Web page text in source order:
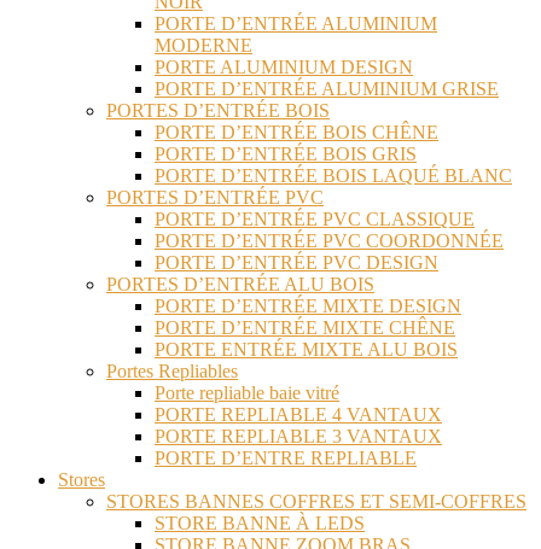
PORTE D’ENTRÉE ALUMINIUM
MODERNE
PORTE ALUMINIUM DESIGN
PORTE D’ENTRÉE ALUMINIUM GRISE
PORTES D’ENTRÉE BOIS
PORTE D’ENTRÉE BOIS CHÊNE
PORTE D’ENTRÉE BOIS GRIS
PORTE D’ENTRÉE BOIS LAQUÉ BLANC
PORTES D’ENTRÉE PVC
PORTE D’ENTRÉE PVC CLASSIQUE
PORTE D’ENTRÉE PVC COORDONNÉE
PORTE D’ENTRÉE PVC DESIGN
PORTES D’ENTRÉE ALU BOIS
PORTE D’ENTRÉE MIXTE DESIGN
PORTE D’ENTRÉE MIXTE CHÊNE
PORTE ENTRÉE MIXTE ALU BOIS
Portes Repliables
Porte repliable baie vitré
PORTE REPLIABLE 4 VANTAUX
PORTE REPLIABLE 3 VANTAUX
PORTE D’ENTRE REPLIABLE
Stores
STORES BANNES COFFRES ET SEMI-COFFRES
STORE BANNE À LEDS